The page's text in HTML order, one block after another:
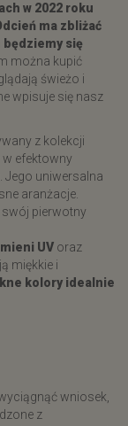
w 2022 roku
ma zbliżać
będziemy się
można kupić
świeżo i
wpisuje się nasz
z kolekcji
efektowny
uniwersalna
aranżacje.
swój pierwotny
UV oraz
miękkie i
kolory idealnie
wniosek,
z